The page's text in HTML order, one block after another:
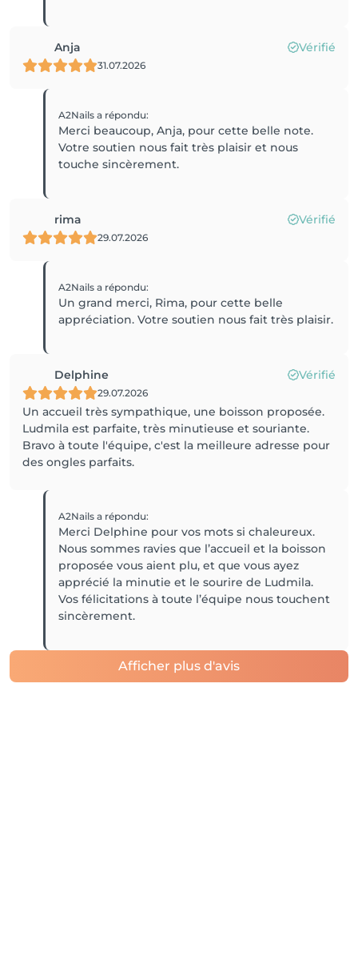
Anja Vérifié
31.07.2026
A2Nailsa répondu:
Merci beaucoup, Anja, pour cette belle note.
Votre soutien nous fait très plaisir et nous
touche sincèrement.
rima Vérifié
29.07.2026
A2Nailsa répondu:
Un grand merci, Rima, pour cette belle
appréciation. Votre soutien nous fait très plaisir.
Delphine Vérifié
29.07.2026
Un accueil très sympathique, une boisson proposée.
Ludmila est parfaite, très minutieuse et souriante.
Bravo à toute l'équipe, c'est la meilleure adresse pour
des ongles parfaits.
A2Nailsa répondu:
Merci Delphine pour vos mots si chaleureux.
Nous sommes ravies que l’accueil et la boisson
proposée vous aient plu, et que vous ayez
apprécié la minutie et le sourire de Ludmila.
Vos félicitations à toute l’équipe nous touchent
sincèrement.
Afficher plus d'avis